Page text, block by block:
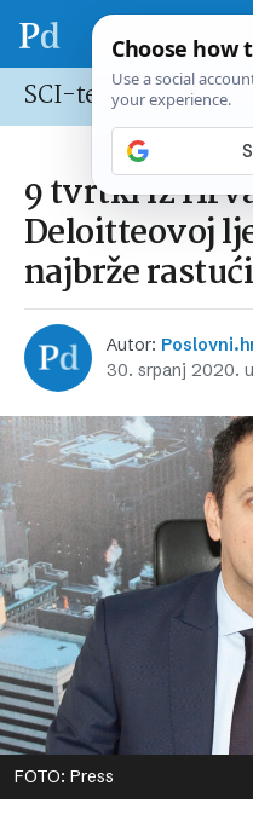
SCI-tech
9 tvrtki iz
Deloitteovoj
najbrže
Autor:
30. srpanj 2020. u
FOTO: Press